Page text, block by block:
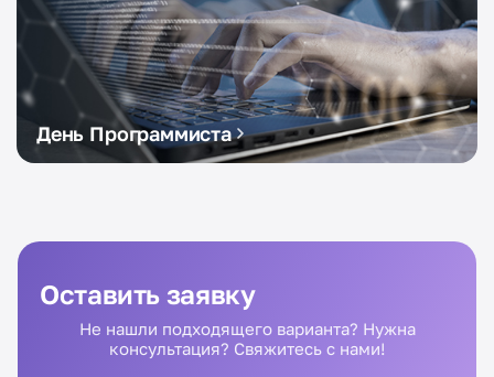
День Программиста
Оставить заявку
Не нашли подходящего варианта? Нужна
консультация? Свяжитесь с нами!